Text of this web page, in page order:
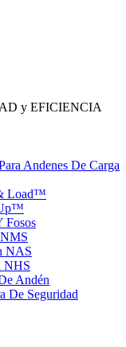
y EFICIENCIA
Andenes De Carga
Load™
Fosos
NAS
NHS
Andén
De Seguridad